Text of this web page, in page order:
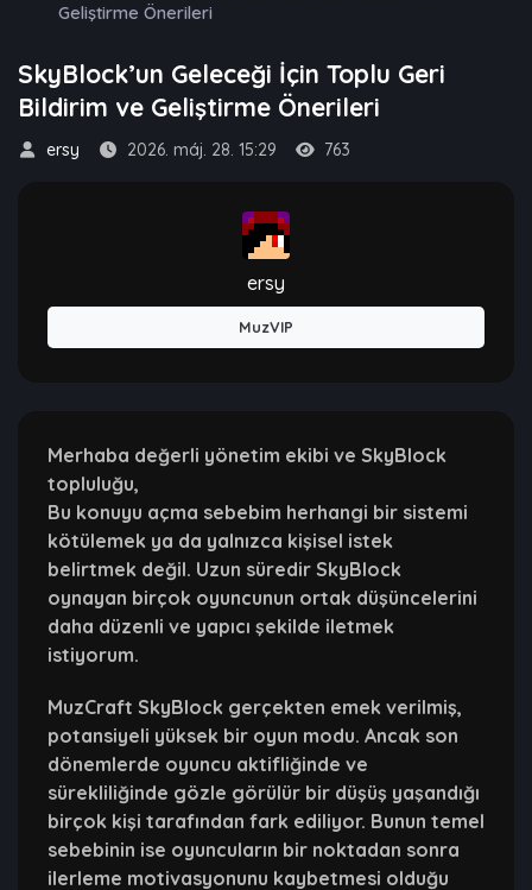
Geliştirme Önerileri
SkyBlock’un Geleceği İçin Toplu Geri
Bildirim ve Geliştirme Önerileri
ersy 2026. máj. 28. 15:29 763
ersy
MuzVIP
Merhaba değerli yönetim ekibi ve SkyBlock
topluluğu,
Bu konuyu açma sebebim herhangi bir sistemi
kötülemek ya da yalnızca kişisel istek
belirtmek değil. Uzun süredir SkyBlock
oynayan birçok oyuncunun ortak düşüncelerini
daha düzenli ve yapıcı şekilde iletmek
istiyorum.
MuzCraft SkyBlock gerçekten emek verilmiş,
potansiyeli yüksek bir oyun modu. Ancak son
dönemlerde oyuncu aktifliğinde ve
sürekliliğinde gözle görülür bir düşüş yaşandığı
birçok kişi tarafından fark ediliyor. Bunun temel
sebebinin ise oyuncuların bir noktadan sonra
ilerleme motivasyonunu kaybetmesi olduğu